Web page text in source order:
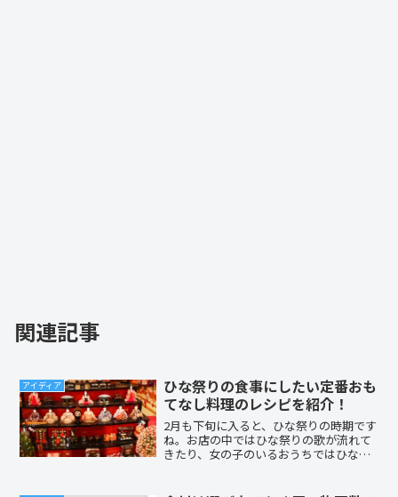
関連記事
アイディア
ひな祭りの食事にしたい定番おも
てなし料理のレシピを紹介！
2月も下旬に入ると、ひな祭りの時期です
ね。お店の中ではひな祭りの歌が流れて
きたり、女の子のいるおうちではひな人